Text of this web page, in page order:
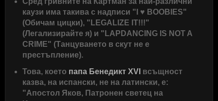
каузи има такива с надписи "I ♥ BOOBIES"
(Обичам цицки), "LEGALIZE IT!!!"
(Легализирайте я) и "LAPDANCING IS NOT A
CRIME" (Танцуването в скут не е
престъпление).
Това, което папа Бенедикт XVI всъщност
казва, на испански, не на латински, е:
"Апостол Яков, Патронен светец на